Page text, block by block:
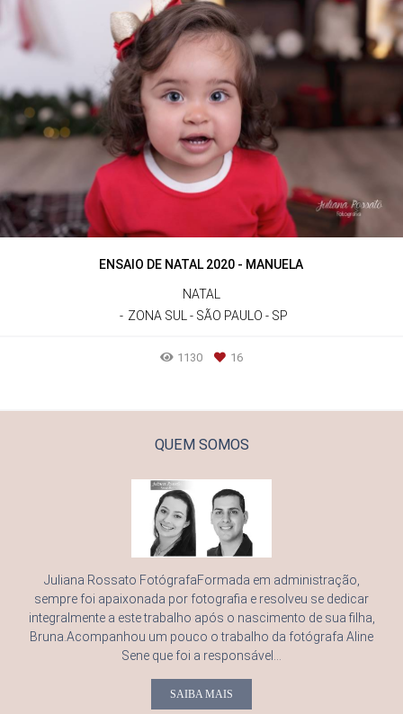
ENSAIO DE NATAL 2020 - MANUELA
NATAL
ZONA SUL - SÃO PAULO - SP
1130 16
QUEM SOMOS
Juliana Rossato FotógrafaFormada em administração,
sempre foi apaixonada por fotografia e resolveu se dedicar
integralmente a este trabalho após o nascimento de sua filha,
Bruna.Acompanhou um pouco o trabalho da fotógrafa Aline
Sene que foi a responsável...
SAIBA MAIS